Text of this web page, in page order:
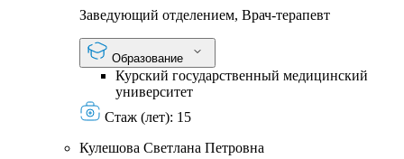
Заведующий отделением, Врач-терапевт
Образование
Курский государственный медицинский
университет
Стаж (лет): 15
Кулешова Светлана Петровна